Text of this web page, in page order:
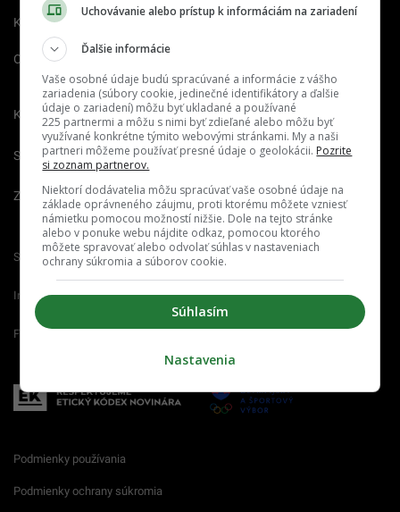
Kontakt Inzercia
O nás
chybu
Kariéra
Spravovať notifikácie
Zrušiť predplatné
Startitup.sk Fontech.sk
Interez.sk Emefka.sk Receptik.sk
Femm.sk
Podmienky používania
Podmienky ochrany súkromia
Uchovávanie alebo prístup k informáciám na zariadení
Ďalšie informácie
Vaše osobné údaje budú spracúvané a informácie z vášho
zariadenia (súbory cookie, jedinečné identifikátory a ďalšie
údaje o zariadení) môžu byť ukladané a používané
225 partnermi a môžu s nimi byť zdieľané alebo môžu byť
využívané konkrétne týmito webovými stránkami. My a naši
partneri môžeme používať presné údaje o geolokácii. Pozrite
si zoznam partnerov.
Niektorí dodávatelia môžu spracúvať vaše osobné údaje na
základe oprávneného záujmu, proti ktorému môžete vzniesť
námietku pomocou možností nižšie. Dole na tejto stránke
alebo v ponuke webu nájdite odkaz, pomocou ktorého
môžete spravovať alebo odvolať súhlas v nastaveniach
ochrany súkromia a súborov cookie.
Súhlasím
Nastavenia